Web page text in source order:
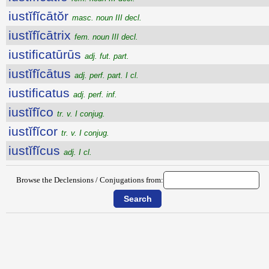
iustĭfĭcātŏr masc. noun III decl.
iustĭfĭcātrix fem. noun III decl.
iustificatūrūs adj. fut. part.
iustĭfĭcātus adj. perf. part. I cl.
iustificatus adj. perf. inf.
iustĭfĭco tr. v. I conjug.
iustĭfĭcor tr. v. I conjug.
iustĭfĭcus adj. I cl.
Browse the Declensions / Conjugations from: